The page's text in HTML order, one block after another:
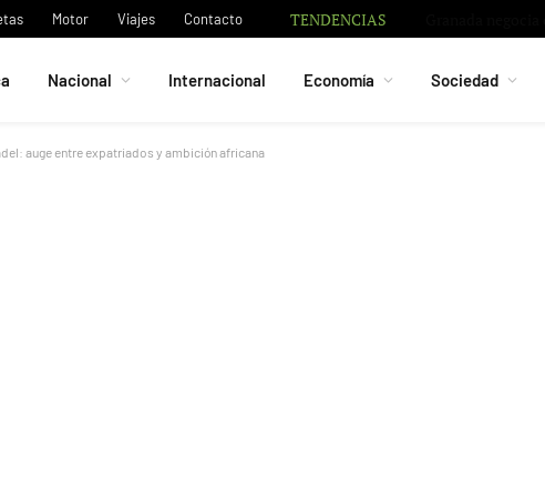
Motor Viajes Contacto TENDENCIAS
Nacional Internacional Economía Sociedad
auge entre expatriados y ambición africana